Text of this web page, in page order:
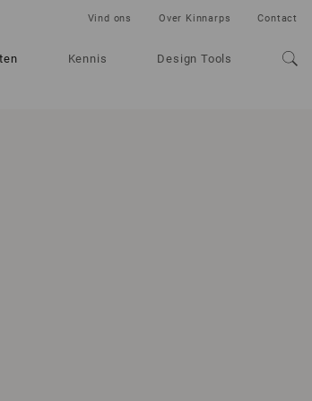
Kennis Design Tools
Vind ons Over Kinnarps Contact